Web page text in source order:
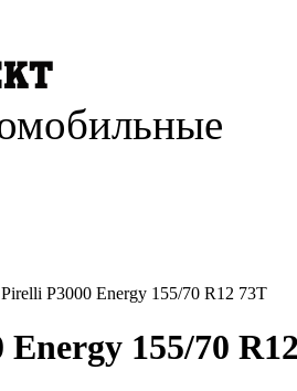
P3000 Energy 155/70 R12 73T
155/70